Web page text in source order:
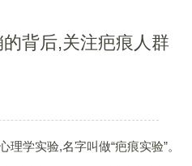
背后,关注疤痕人群
学实验,名字叫做“疤痕实验”。